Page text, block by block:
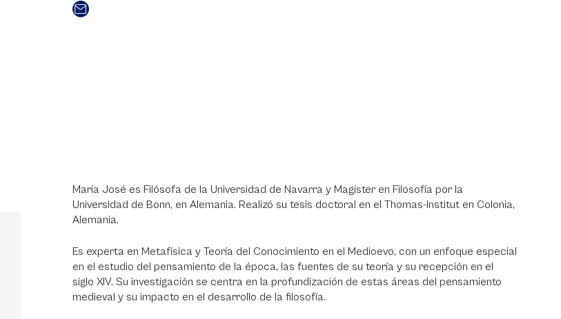
María José es Filósofa de la Universidad de Navarra y Magíster en Filosofía por la
Universidad de Bonn, en Alemania. Realizó su tesis doctoral en el Thomas-Institut en Colonia,
Alemania.
Es experta en Metafísica y Teoría del Conocimiento en el Medioevo, con un enfoque especial
en el estudio del pensamiento de la época, las fuentes de su teoría y su recepción en el
siglo XIV. Su investigación se centra en la profundización de estas áreas del pensamiento
medieval y su impacto en el desarrollo de la filosofía.